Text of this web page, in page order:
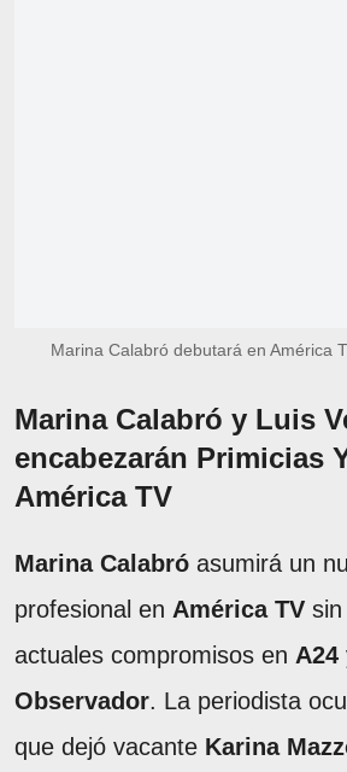
Marina Calabró debutará en América
Marina Calabró y Luis
encabezarán Primicias
América TV
Marina Calabró asumirá un
profesional en América TV
actuales compromisos en A24
Observador. La periodista
que dejó vacante Karina